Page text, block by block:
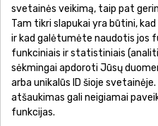
Pirkimo sąlygos ir
Garantinis aptarnavimas
Prekių grąžinimas
svetainės veikimą, taip pat
Tam tikri slapukai yra būtini,
ir kad galėtumėte naudotis jos
funkciniais ir statistiniais
sėkmingai apdoroti Jūsų
arba unikalūs ID šioje
atšaukimas gali neigiamai
funkcijas.